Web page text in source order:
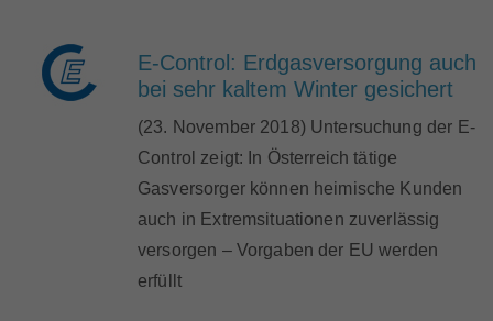
E-Control: Erdgasversorgung auch
bei sehr kaltem Winter gesichert
(23. November 2018) Untersuchung der E-
Control zeigt: In Österreich tätige
Gasversorger können heimische Kunden
auch in Extremsituationen zuverlässig
versorgen – Vorgaben der EU werden
erfüllt